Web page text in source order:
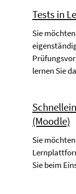
Tests in
Sie
lernen Sie
(Moodle)
Sie
Sie beim